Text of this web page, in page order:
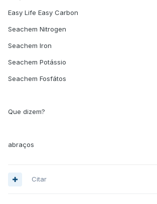
Easy Life Easy Carbon
Seachem Nitrogen
Seachem Iron
Seachem Potássio
Seachem Fosfátos
Que dizem?
abraços
Citar